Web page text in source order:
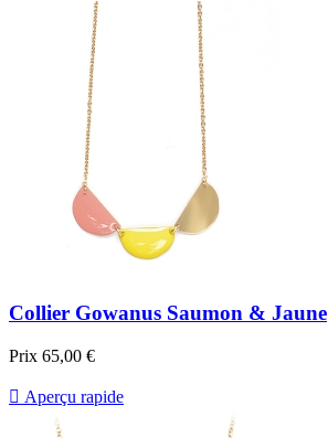
Collier Gowanus Saumon & Jaune
Prix 65,00 €
 Aperçu rapide